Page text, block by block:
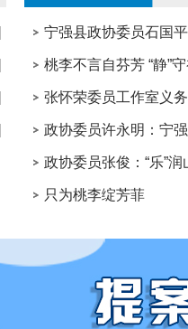
只为桃李绽芳菲